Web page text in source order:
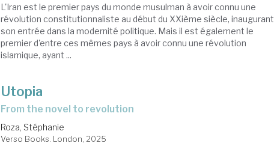
L'Iran est le premier pays du monde musulman à avoir connu une
révolution constitutionnaliste au début du XXième siècle, inaugurant
son entrée dans la modernité politique. Mais il est également le
premier d'entre ces mêmes pays à avoir connu une révolution
islamique, ayant ...
Utopia
from the novel to revolution
Roza, Stéphanie
Verso Books. London, 2025